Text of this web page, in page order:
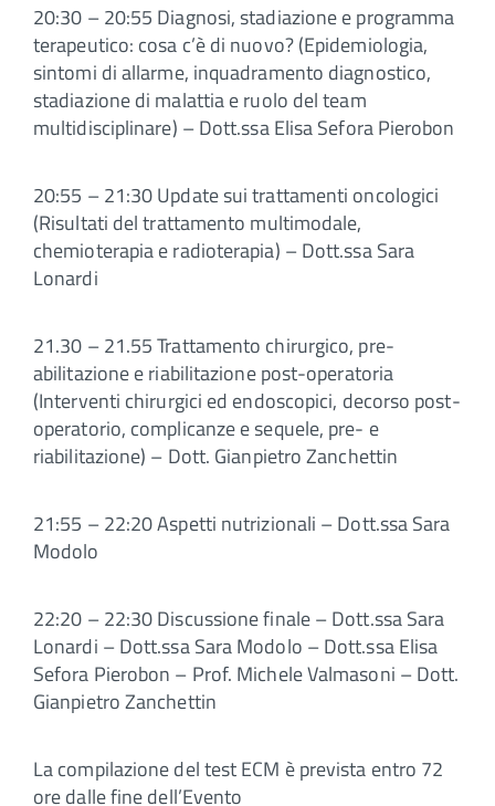
20:30 – 20:55 Diagnosi, stadiazione e programma
terapeutico: cosa c’è di nuovo? (Epidemiologia,
sintomi di allarme, inquadramento diagnostico,
stadiazione di malattia e ruolo del team
multidisciplinare) – Dott.ssa Elisa Sefora Pierobon
20:55 – 21:30 Update sui trattamenti oncologici
(Risultati del trattamento multimodale,
chemioterapia e radioterapia) – Dott.ssa Sara
Lonardi
21.30 – 21.55 Trattamento chirurgico, pre-
abilitazione e riabilitazione post-operatoria
(Interventi chirurgici ed endoscopici, decorso post-
operatorio, complicanze e sequele, pre- e
riabilitazione) – Dott. Gianpietro Zanchettin
21:55 – 22:20 Aspetti nutrizionali – Dott.ssa Sara
Modolo
22:20 – 22:30 Discussione finale – Dott.ssa Sara
Lonardi – Dott.ssa Sara Modolo – Dott.ssa Elisa
Sefora Pierobon – Prof. Michele Valmasoni – Dott.
Gianpietro Zanchettin
La compilazione del test ECM è prevista entro 72
ore dalle fine dell’Evento